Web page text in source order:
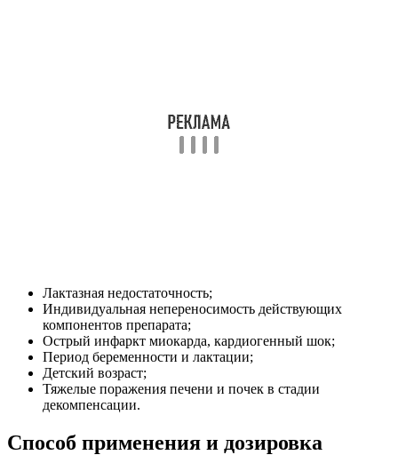
Лактазная недостаточность;
Индивидуальная непереносимость действующих
компонентов препарата;
Острый инфаркт миокарда, кардиогенный шок;
Период беременности и лактации;
Детский возраст;
Тяжелые поражения печени и почек в стадии
декомпенсации.
Способ применения и дозировка